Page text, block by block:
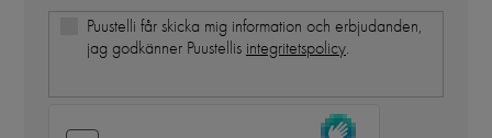
Puustelli får skicka mig information och erbjudanden,
jag godkänner Puustellis integritetspolicy.